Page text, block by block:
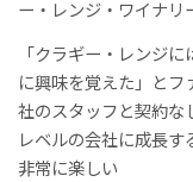
ー・レンジ・ワイナリ
「クラギー・レンジ
に興味を覚えた」と
社のスタッフと契約な
レベルの会社に成長
非常に楽しい